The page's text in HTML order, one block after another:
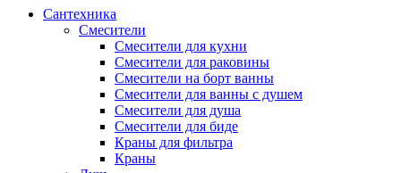
Сантехника
Смесители
Смесители для кухни
Смесители для раковины
Смесители на борт ванны
Смесители для ванны с душем
Смесители для душа
Смесители для биде
Краны для фильтра
Краны